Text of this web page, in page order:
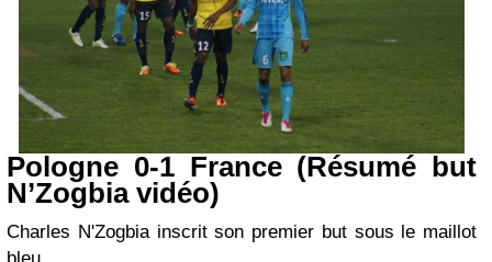
Pologne 0-1 France (Résumé but
N’Zogbia vidéo)
Charles N'Zogbia inscrit son premier but sous le maillot